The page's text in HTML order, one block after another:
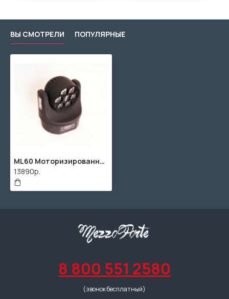
ВЫ СМОТРЕЛИ ПОПУЛЯРНЫЕ
ML60 Моторизированная световая "голова", 6х15Вт RGBW, Bi Ray
13890р.
8 800 551 2580
(звонок бесплатный)